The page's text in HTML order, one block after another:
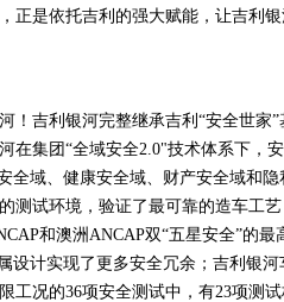
正是依托吉利的强大赋能，让吉利
！吉利银河完整继承吉利“安全世家
在集团“全域安全2.0"技术体系下，
全域、健康安全域、财产安全域和
测试环境，验证了最可靠的造车工
和澳洲ANCAP双“五星安全”的
设计实现了更多安全冗余；吉利银
工况的36项安全测试中，有23项测试